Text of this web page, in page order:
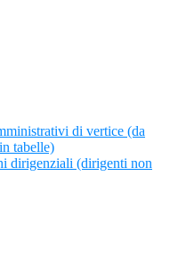
di vertice (da
tabelle)
dirigenziali (dirigenti non